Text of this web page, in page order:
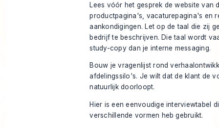
Lees vóór het gesprek de website van
productpagina's, vacaturepagina's en
aankondigingen. Let op de taal die zij
bedrijf te beschrijven. Die taal wordt
study-copy dan je interne messaging.
Bouw je vragenlijst rond
afdelingssilo's. Je wilt dat de klant de
natuurlijk doorloopt.
Hier is een eenvoudige interviewtabel
verschillende vormen heb gebruikt.